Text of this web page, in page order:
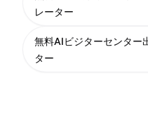
レーター
無料AIビジターセンター
ター